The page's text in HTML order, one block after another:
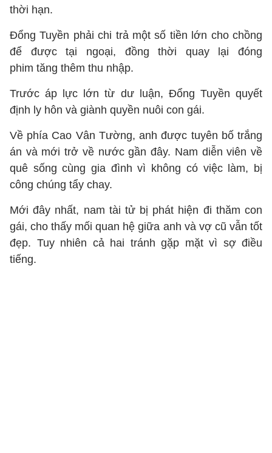
thời hạn.
Đổng Tuyền phải chi trả một số tiền lớn cho chồng
để được tại ngoại, đồng thời quay lại đóng
phim tăng thêm thu nhập.
Trước áp lực lớn từ dư luận, Đổng Tuyền quyết
định ly hôn và giành quyền nuôi con gái.
Về phía Cao Vân Tường, anh được tuyên bố trắng
án và mới trở về nước gần đây. Nam diễn viên về
quê sống cùng gia đình vì không có việc làm, bị
công chúng tẩy chay.
Mới đây nhất, nam tài tử bị phát hiện đi thăm con
gái, cho thấy mối quan hệ giữa anh và vợ cũ vẫn tốt
đẹp. Tuy nhiên cả hai tránh gặp mặt vì sợ điều
tiếng.